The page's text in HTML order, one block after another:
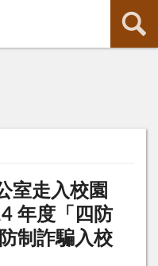
室走入校園
年度「四防
制詐騙入校